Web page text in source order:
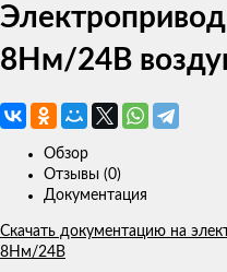
8Нм/24В
Обзор
Отзывы (0)
Документация
Скачать документацию на
8Нм/24В